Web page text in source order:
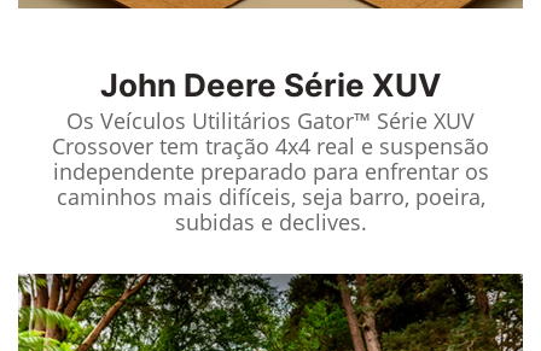
John Deere Série XUV
Os Veículos Utilitários Gator™ Série XUV
Crossover tem tração 4x4 real e suspensão
independente preparado para enfrentar os
caminhos mais difíceis, seja barro, poeira,
subidas e declives.